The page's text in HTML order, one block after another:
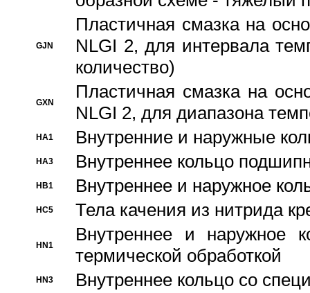
GJN
Пластичная смазка на
NLGI 2, для интервала
количество)
GXN
Пластичная смазка на
NLGI 2, для диапазона
HA1 Внутренние и наружные
HA3 Bнутреннее кольцо
HB1 Bнутреннее и наружное
HC5 Тела качения из нитрида
HN1
Bнутреннее и наружное
термической обработкой
HN3 Внутреннее кольцо со